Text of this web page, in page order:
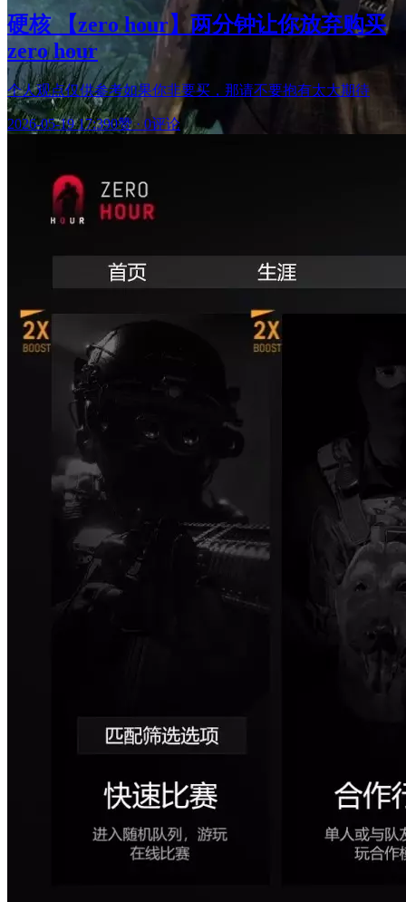
硬核 【zero hour】两分钟让你放弃购买
zero hour
个人观点仅供参考如果你非要买，那请不要抱有太大期待
2026-05-19 17:390赞· 0评论